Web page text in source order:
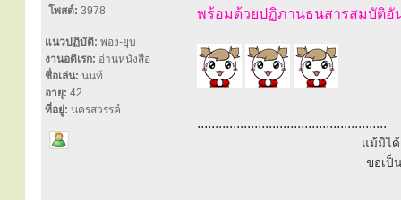
โพสต์: 3978
แนวปฏิบัติ: พอง-ยุบ
งานอดิเรก: อ่านหนังสือ
ชื่อเล่น: นนท์
อายุ: 42
ที่อยู่: นครสวรรค์
พร้อมด้วยปฏิภานธนสารสมบัติอั
.....................................................
แม้มิได้
ขอเป็